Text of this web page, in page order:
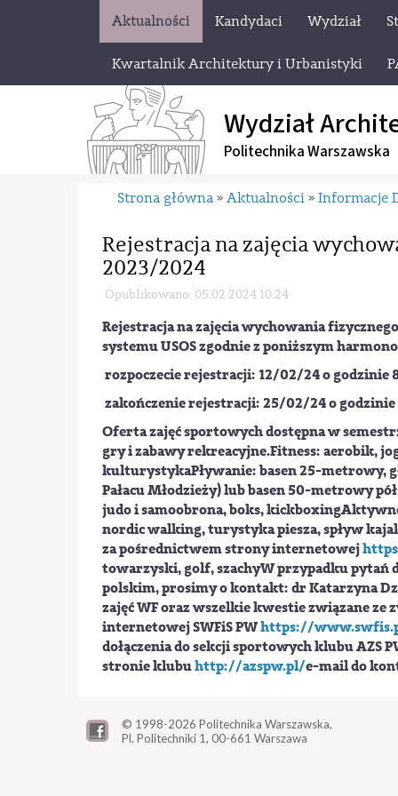
Aktualności Kandydaci Wydział
Kwartalnik Architektury i Urbanistyki
Wydział
Politechnika Warszawska
Strona główna » Aktualności » Informacje
Rejestracja na zajęcia
2023/2024
Opublikowano: 05.02.2024 10:24
Rejestracja na zajęcia wychowania
systemu USOS zgodnie z poniższym
rozpoczecie rejestracji: 12/02/24 o godzinie
zakończenie rejestracji: 25/02/24 o godzinie
Oferta zajęć sportowych dostępna w
gry i zabawy rekreacyjne.Fitness: aerobik,
kulturystykaPływanie: basen 25-metrowy,
Pałacu Młodzieży) lub basen 50-metrowy
judo i samoobrona, boks,
nordic walking, turystyka piesza, spływ
za pośrednictwem strony internetowej
towarzyski, golf, szachyW przypadku pytań
polskim, prosimy o kontakt: dr Katarzyna
zajęć WF oraz wszelkie kwestie związane
internetowej SWFiS PWhttps://
dołączenia do sekcji sportowych klubu AZS
stronie klubuhttp://azspw.pl/e-mail do
© 1998-2026 Politechnika Warszawska,
Pl. Politechniki 1, 00-661 Warszawa